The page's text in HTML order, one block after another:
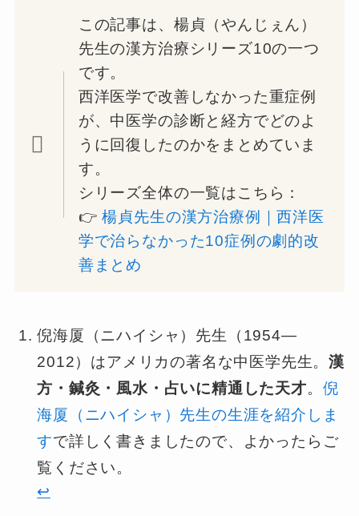
この記事は、楊貞（やんじぇん）
先生の漢方治療シリーズ10の一つ
です。
西洋医学で改善しなかった重症例
が、中医学の診断と経方でどのよ
うに回復したのかをまとめていま
す。
シリーズ全体の一覧はこちら：
👉楊貞先生の漢方治療例｜西洋医
学で治らなかった10症例の劇的改
善まとめ
倪海厦（ニハイシャ）先生（1954—
2012）はアメリカの著名な中医学先生。漢
方・鍼灸・風水・占いに精通した天才。 倪
海厦（ニハイシャ）先生の生涯を紹介しま
すで詳しく書きましたので、よかったらご
覧ください。
↩︎